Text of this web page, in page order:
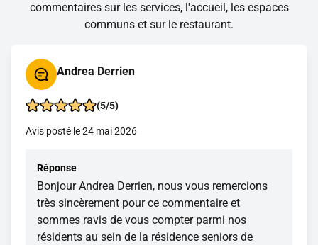
commentaires sur les services, l'accueil, les espaces
communs et sur le restaurant.
Andrea Derrien
(5/5)
Avis posté le 24 mai 2026
Réponse
Bonjour Andrea Derrien, nous vous remercions
très sincèrement pour ce commentaire et
sommes ravis de vous compter parmi nos
résidents au sein de la résidence seniors de